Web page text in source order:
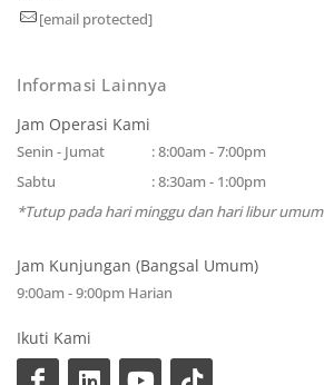
[email protected]
Informasi Lainnya
Jam Operasi Kami
Senin - Jumat
: 8:00am - 7:00pm
Sabtu
: 8:30am - 1:00pm
*Tutup pada hari minggu dan hari libur umum
Jam Kunjungan (Bangsal Umum)
9:00am - 9:00pm Harian
Ikuti Kami